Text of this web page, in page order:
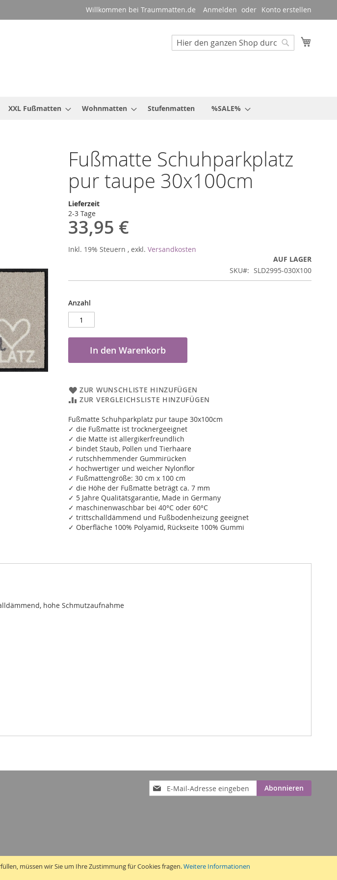
müssen wir Sie um Ihre Zustimmung für Cookies fragen.Weitere Informationen
Willkommen bei Traummatten.de Anmelden Konto erstellen
Suche
XXL Fußmatten Wohnmatten Stufenmatten %SALE%
Fußmatte Schuhparkplatz
pur taupe 30x100cm
Lieferzeit
2-3 Tage
33,95 €
Inkl. 19% Steuern , exkl. Versandkosten
AUF LAGER
SKU
SLD2995-030X100
Anzahl
In den Warenkorb
ZUR WUNSCHLISTE HINZUFÜGEN
ZUR VERGLEICHSLISTE HINZUFÜGEN
Fußmatte Schuhparkplatz pur taupe 30x100cm
✓ die Fußmatte ist trocknergeeignet
✓ die Matte ist allergikerfreundlich
✓ bindet Staub, Pollen und Tierhaare
✓ rutschhemmender Gummirücken
✓ hochwertiger und weicher Nylonflor
✓ Fußmattengröße: 30 cm x 100 cm
✓ die Höhe der Fußmatte beträgt ca. 7 mm
✓ 5 Jahre Qualitätsgarantie, Made in Germany
✓ maschinenwaschbar bei 40°C oder 60°C
✓ trittschalldämmend und Fußbodenheizung geeignet
✓ Oberfläche 100% Polyamid, Rückseite 100% Gummi
hohe Schmutzaufnahme
Anmeldung
zum
Abonnieren